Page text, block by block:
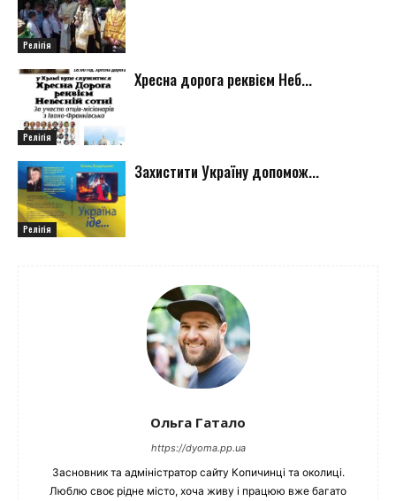
Релігія
Релігія
Хресна дорога реквієм Неб...
Релігія
Захистити Україну допомож...
Ольга Гатало
https://dyoma.pp.ua
Засновник та адміністратор сайту Копичинці та околиці.
Люблю своє рідне місто, хоча живу і працюю вже багато